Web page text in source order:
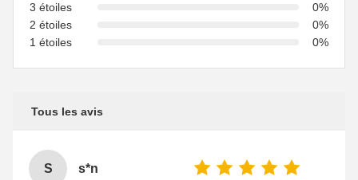
3 étoiles
0%
2 étoiles
0%
1 étoiles
0%
Tous les avis
S s*n